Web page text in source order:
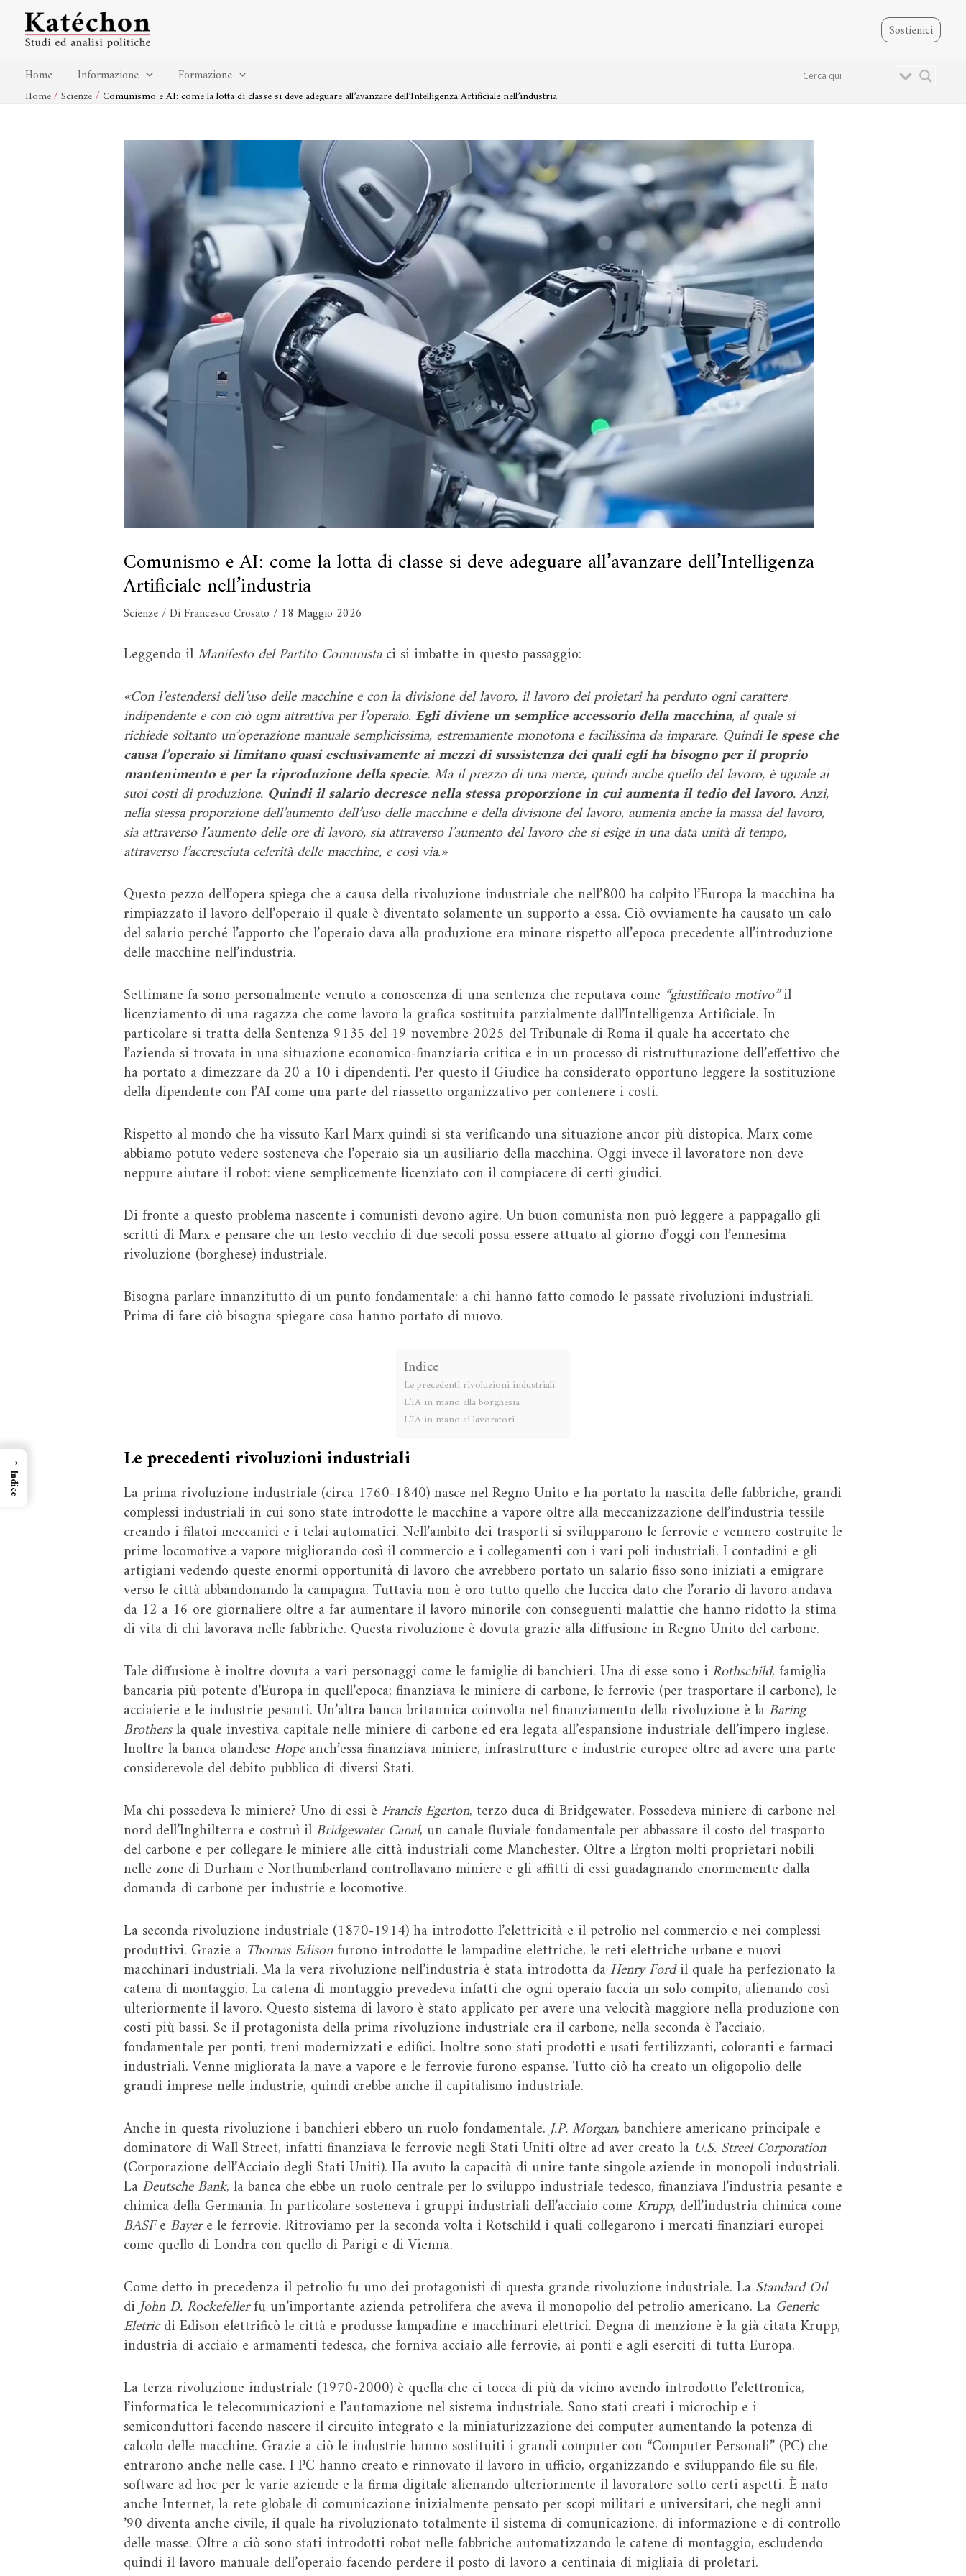
contenuto
Sostienici
Home Informazione Formazione
Home Scienze Comunismo e AI: come la lotta di classe si deve adeguare all’avanzare dell’Intelligenza Artificiale nell’industria
Comunismo e AI: come la lotta di classe si deve adeguare all’avanzare dell’Intelligenza
Artificiale nell’industria
Scienze/ DiFrancesco Crosato / 18 Maggio 2026
Leggendo ilManifesto del Partito Comunistaci si imbatte in questo passaggio:
«Con l’estendersi dell’uso delle macchine e con la divisione del lavoro, il lavoro dei proletari ha perduto ogni carattere
indipendente e con ciò ogni attrattiva per l’operaio.Egli diviene un semplice accessorio della macchina, al quale si
richiede soltanto un’operazione manuale semplicissima, estremamente monotona e facilissima da imparare. Quindile spese che
causa l’operaio si limitano quasi esclusivamente ai mezzi di sussistenza dei quali egli ha bisogno per il proprio
mantenimento e per la riproduzione della specie. Ma il prezzo di una merce, quindi anche quello del lavoro, è uguale ai
suoi costi di produzione. Quindi il salario decresce nella stessa proporzione in cui aumenta il tedio del lavoro. Anzi,
nella stessa proporzione dell’aumento dell’uso delle macchine e della divisione del lavoro, aumenta anche la massa del lavoro,
sia attraverso l’aumento delle ore di lavoro, sia attraverso l’aumento del lavoro che si esige in una data unità di tempo,
attraverso l’accresciuta celerità delle macchine, e così via.»
Questo pezzo dell’opera spiega che a causa della rivoluzione industriale che nell’800 ha colpito l’Europa la macchina ha
rimpiazzato il lavoro dell’operaio il quale è diventato solamente un supporto a essa. Ciò ovviamente ha causato un calo
del salario perché l’apporto che l’operaio dava alla produzione era minore rispetto all’epoca precedente all’introduzione
delle macchine nell’industria.
Settimane fa sono personalmente venuto a conoscenza di una sentenza che reputava come “giustificato motivo”il
licenziamento di una ragazza che come lavoro la grafica sostituita parzialmente dall’Intelligenza Artificiale. In
particolare si tratta della Sentenza 9135 del 19 novembre 2025 del Tribunale di Roma il quale ha accertato che
l’azienda si trovata in una situazione economico-finanziaria critica e in un processo di ristrutturazione dell’effettivo che
ha portato a dimezzare da 20 a 10 i dipendenti. Per questo il Giudice ha considerato opportuno leggere la sostituzione
della dipendente con l’AI come una parte del riassetto organizzativo per contenere i costi.
Rispetto al mondo che ha vissuto Karl Marx quindi si sta verificando una situazione ancor più distopica. Marx come
abbiamo potuto vedere sosteneva che l’operaio sia un ausiliario della macchina. Oggi invece il lavoratore non deve
neppure aiutare il robot: viene semplicemente licenziato con il compiacere di certi giudici.
Di fronte a questo problema nascente i comunisti devono agire. Un buon comunista non può leggere a pappagallo gli
scritti di Marx e pensare che un testo vecchio di due secoli possa essere attuato al giorno d’oggi con l’ennesima
rivoluzione (borghese) industriale.
Bisogna parlare innanzitutto di un punto fondamentale: a chi hanno fatto comodo le passate rivoluzioni industriali.
Prima di fare ciò bisogna spiegare cosa hanno portato di nuovo.
Indice
Le precedenti rivoluzioni industriali
L’IA in mano alla borghesia
L’IA in mano ai lavoratori
Le precedenti rivoluzioni industriali
La prima rivoluzione industriale (circa 1760-1840) nasce nel Regno Unito e ha portato la nascita delle fabbriche, grandi
complessi industriali in cui sono state introdotte le macchine a vapore oltre alla meccanizzazione dell’industria tessile
creando i filatoi meccanici e i telai automatici. Nell’ambito dei trasporti si svilupparono le ferrovie e vennero costruite le
prime locomotive a vapore migliorando così il commercio e i collegamenti con i vari poli industriali. I contadini e gli
artigiani vedendo queste enormi opportunità di lavoro che avrebbero portato un salario fisso sono iniziati a emigrare
verso le città abbandonando la campagna. Tuttavia non è oro tutto quello che luccica dato che l’orario di lavoro andava
da 12 a 16 ore giornaliere oltre a far aumentare il lavoro minorile con conseguenti malattie che hanno ridotto la stima
di vita di chi lavorava nelle fabbriche. Questa rivoluzione è dovuta grazie alla diffusione in Regno Unito del carbone.
Tale diffusione è inoltre dovuta a vari personaggi come le famiglie di banchieri. Una di esse sono i Rothschild, famiglia
bancaria più potente d’Europa in quell’epoca; finanziava le miniere di carbone, le ferrovie (per trasportare il carbone), le
acciaierie e le industrie pesanti. Un’altra banca britannica coinvolta nel finanziamento della rivoluzione è la Baring
Brothersla quale investiva capitale nelle miniere di carbone ed era legata all’espansione industriale dell’impero inglese.
Inoltre la banca olandese Hopeanch’essa finanziava miniere, infrastrutture e industrie europee oltre ad avere una parte
considerevole del debito pubblico di diversi Stati.
Ma chi possedeva le miniere? Uno di essi è Francis Egerton, terzo duca di Bridgewater. Possedeva miniere di carbone nel
nord dell’Inghilterra e costruì il Bridgewater Canal, un canale fluviale fondamentale per abbassare il costo del trasporto
del carbone e per collegare le miniere alle città industriali come Manchester. Oltre a Ergton molti proprietari nobili
nelle zone di Durham e Northumberland controllavano miniere e gli affitti di essi guadagnando enormemente dalla
domanda di carbone per industrie e locomotive.
La seconda rivoluzione industriale (1870-1914) ha introdotto l’elettricità e il petrolio nel commercio e nei complessi
produttivi. Grazie a Thomas Edisonfurono introdotte le lampadine elettriche, le reti elettriche urbane e nuovi
macchinari industriali. Ma la vera rivoluzione nell’industria è stata introdotta da Henry Fordil quale ha perfezionato la
catena di montaggio. La catena di montaggio prevedeva infatti che ogni operaio faccia un solo compito, alienando così
ulteriormente il lavoro. Questo sistema di lavoro è stato applicato per avere una velocità maggiore nella produzione con
costi più bassi. Se il protagonista della prima rivoluzione industriale era il carbone, nella seconda è l’acciaio,
fondamentale per ponti, treni modernizzati e edifici. Inoltre sono stati prodotti e usati fertilizzanti, coloranti e farmaci
industriali. Venne migliorata la nave a vapore e le ferrovie furono espanse. Tutto ciò ha creato un oligopolio delle
grandi imprese nelle industrie, quindi crebbe anche il capitalismo industriale.
Anche in questa rivoluzione i banchieri ebbero un ruolo fondamentale.J.P. Morgan, banchiere americano principale e
dominatore di Wall Street, infatti finanziava le ferrovie negli Stati Uniti oltre ad aver creato la U.S. Streel Corporation
(Corporazione dell’Acciaio degli Stati Uniti). Ha avuto la capacità di unire tante singole aziende in monopoli industriali.
La Deutsche Bank, la banca che ebbe un ruolo centrale per lo sviluppo industriale tedesco, finanziava l’industria pesante e
chimica della Germania. In particolare sosteneva i gruppi industriali dell’acciaio come Krupp, dell’industria chimica come
BASFe Bayere le ferrovie. Ritroviamo per la seconda volta i Rotschild i quali collegarono i mercati finanziari europei
come quello di Londra con quello di Parigi e di Vienna.
Come detto in precedenza il petrolio fu uno dei protagonisti di questa grande rivoluzione industriale. La Standard Oil
diJohn D. Rockefellerfu un’importante azienda petrolifera che aveva il monopolio del petrolio americano. La Generic
Eletricdi Edison elettrificò le città e produsse lampadine e macchinari elettrici. Degna di menzione è la già citata Krupp,
industria di acciaio e armamenti tedesca, che forniva acciaio alle ferrovie, ai ponti e agli eserciti di tutta Europa.
La terza rivoluzione industriale (1970-2000) è quella che ci tocca di più da vicino avendo introdotto l’elettronica,
l’informatica le telecomunicazioni e l’automazione nel sistema industriale. Sono stati creati i microchip e i
semiconduttori facendo nascere il circuito integrato e la miniaturizzazione dei computer aumentando la potenza di
calcolo delle macchine. Grazie a ciò le industrie hanno sostituiti i grandi computer con “Computer Personali” (PC) che
entrarono anche nelle case. I PC hanno creato e rinnovato il lavoro in ufficio, organizzando e sviluppando file su file,
software ad hoc per le varie aziende e la firma digitale alienando ulteriormente il lavoratore sotto certi aspetti. È nato
anche Internet, la rete globale di comunicazione inizialmente pensato per scopi militari e universitari, che negli anni
’90 diventa anche civile, il quale ha rivoluzionato totalmente il sistema di comunicazione, di informazione e di controllo
delle masse. Oltre a ciò sono stati introdotti robot nelle fabbriche automatizzando le catene di montaggio, escludendo
quindi il lavoro manuale dell’operaio facendo perdere il posto di lavoro a centinaia di migliaia di proletari.
articoli
→
Indice